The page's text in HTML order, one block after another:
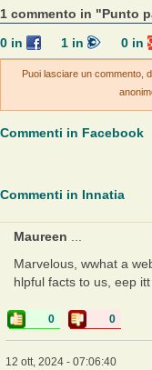
1 commento in "Punto
0in 1in 0 in
Puoi lasciare un commento,
Commenti in Facebook
Commenti in Innatia
Maureen
Marvelous, wwhat a
hlpful facts to us, eep itt
0 0
12 ott, 2024 - 07:06:40